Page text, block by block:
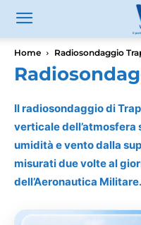
Home Radiosondaggio
Il radiosondaggio di
verticale dell’atmosfera
umidità e vento dalla
misurati due volte al
dell’Aeronautica Militare.